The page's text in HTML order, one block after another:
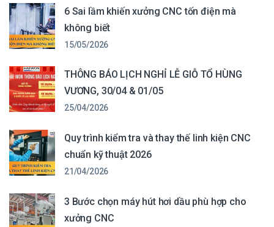
6 Sai lầm khiến xưởng CNC tốn điện mà
không biết
15/05/2026
THÔNG BÁO LỊCH NGHỈ LỄ GIỖ TỔ HÙNG
VƯƠNG, 30/04 & 01/05
25/04/2026
Quy trình kiểm tra và thay thế linh kiện CNC
chuẩn kỹ thuật 2026
21/04/2026
3 Bước chọn máy hút hơi dầu phù hợp cho
xưởng CNC